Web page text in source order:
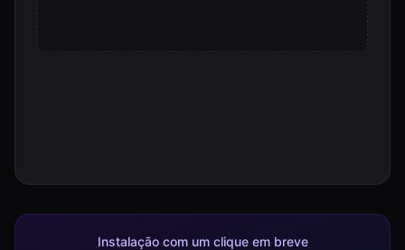
Instalação com um clique em breve